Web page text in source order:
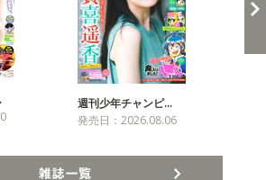
週刊少年チャンピ…
発売日：2026.08.06